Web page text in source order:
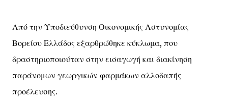
Από την Υποδιεύθυνση Οικονομικής Αστυνομίας
Βορείου Ελλάδος εξαρθρώθηκε κύκλωμα, που
δραστηριοποιούταν στην εισαγωγή και διακίνηση
παράνομων γεωργικών φαρμάκων αλλοδαπής
προέλευσης.